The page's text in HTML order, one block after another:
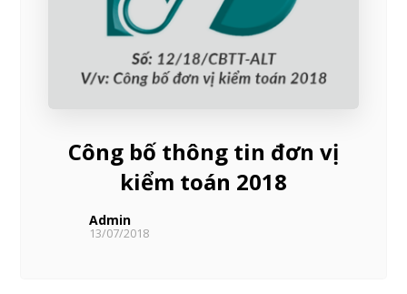
Công bố thông tin đơn vị
kiểm toán 2018
Admin
13/07/2018